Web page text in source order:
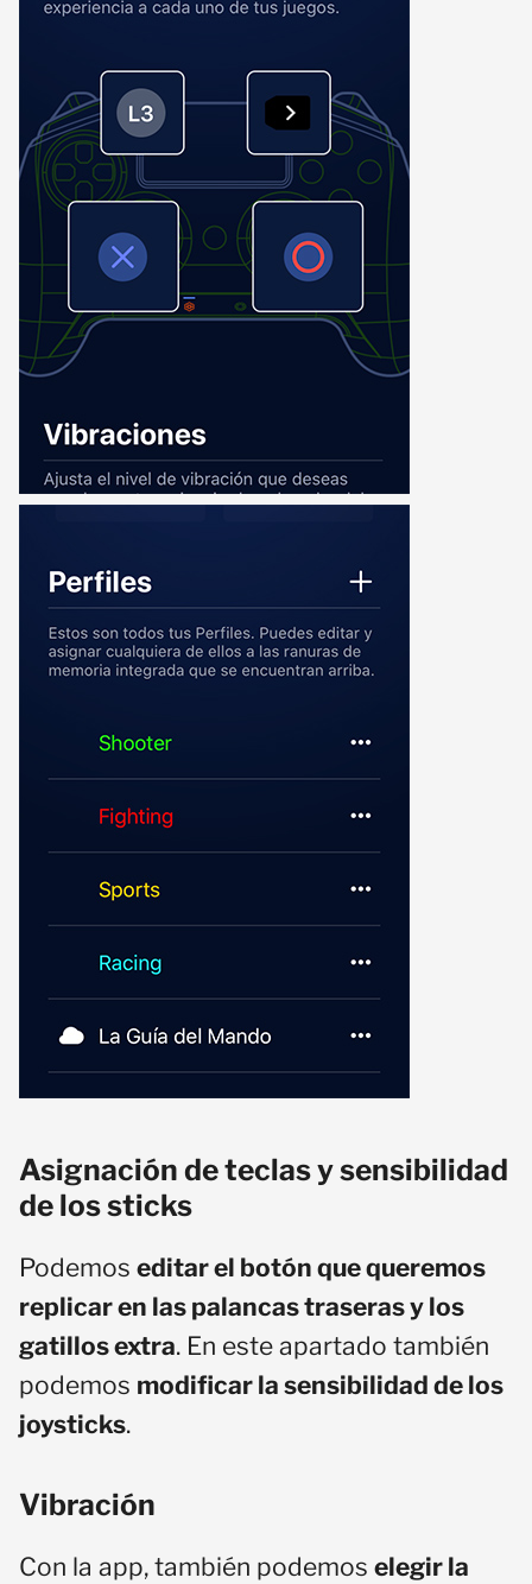
Asignación de teclas y sensibilidad
de los sticks
Podemos editar el botón que queremos
replicar en las palancas traseras y los
gatillos extra. En este apartado también
podemos modificar la sensibilidad de los
joysticks.
Vibración
Con la app, también podemos elegir la